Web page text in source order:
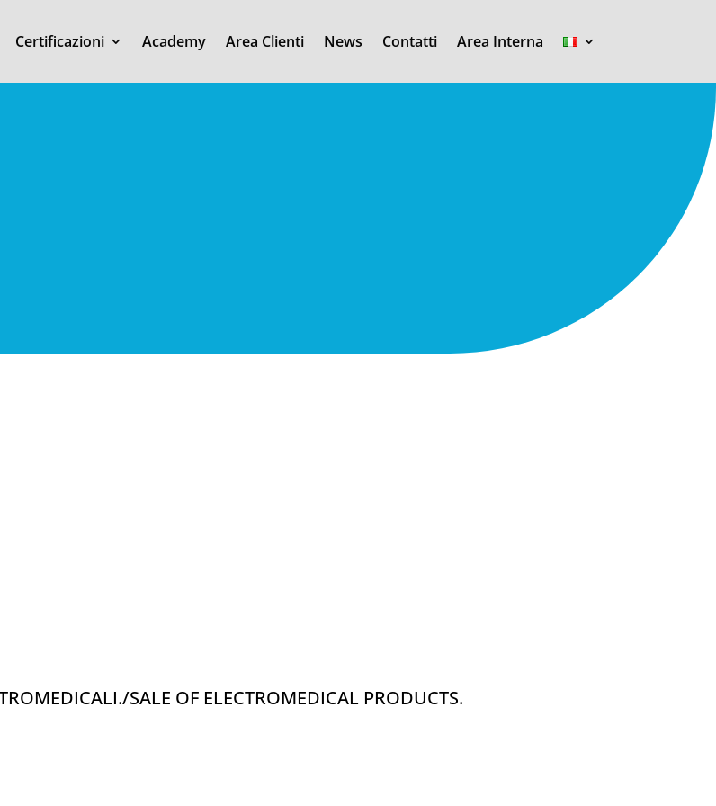
Certificazioni Academy Area Clienti News Contatti Area Interna
SALE OF ELECTROMEDICAL PRODUCTS.